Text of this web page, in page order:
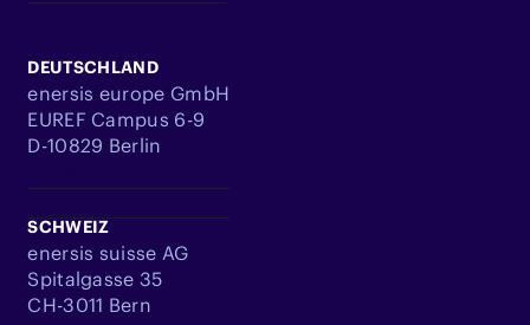
DEUTSCHLAND
enersis europe GmbH
EUREF Campus 6-9
D-10829 Berlin
SCHWEIZ
enersis suisse AG
Spitalgasse 35
CH-3011 Bern